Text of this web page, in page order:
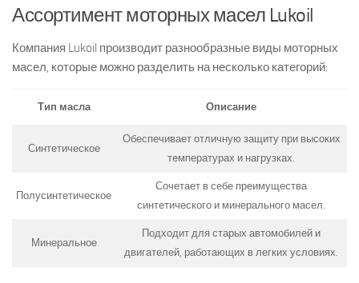
Ассортимент моторных масел Lukoil
Компания Lukoil производит разнообразные виды моторных
масел, которые можно разделить на несколько категорий:
Тип масла Описание
Синтетическое
Обеспечивает отличную защиту при высоких
температурах и нагрузках.
Полусинтетическое
Сочетает в себе преимущества
синтетического и минерального масел.
Минеральное
Подходит для старых автомобилей и
двигателей, работающих в легких условиях.